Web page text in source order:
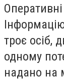
троє осіб,
одному
надано на